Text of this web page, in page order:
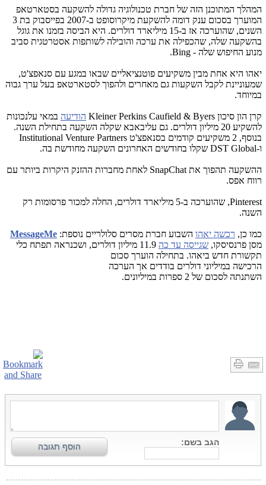
המהלך המתוכנן הזה של חברת טכנולוגיה גדולה להשקעה בסטארטאפ
המוערך בסכום ענק דומה להשקעת מיקרוסופט ב-2007 בפייסבוק בת 3
השנים, שהוערכה אז ב-15 מיליארד דולרים. היא הביסה בזמנו את גוגל
בהשקעה שלה, שהכפילה את ערכה והובילה לשותפות אסטרטגית סביב
מנוע החיפוש שלה - Bing
.
יאהו היא אחת מבין משקיעים פוטנציאליים שבאו במגע עם סנאפצ'ט,
שמעוניינת לקבל השקעות גם מאחרים ולהפוך לסטארטאפ בעל ערך גבוה
במיוחד.
קרן הון סיכון Kleiner Perkins Caufield & Byers הודיעה במאי עלנכונות
להשקיע 20 מיליון דולרים. גם עליבאבא שקלה השקעה בתחילת השנה.
בנוסף, 2 משקיעים קודמים בסנאפצ'ט
Institutional Venture Partners
ו-DST Global שקלו בחודשים האחרונים השקעה מחודשת בה.
ההשקעה תהפוך את SnapChat לאחת מחברות ההזנק היקרות ביותר עם
רווח אפס.
Pinterest
, שהוערכה ב-5 מיליארד דולרים, החלה למכור פרסומות רק
השנה.
כמו כן, רכשה יאהו השבוע חברת מסרים סלולריים נוספת: MessageMe
מסן פרנסיסקו, שגייסה עד כה
תפתח כלי
תקשורת חדש ביאהו. בתחילה הוערך סכום
הרכישה במיליוני דולרים בודדים אך הערכה
השתנתה לסכום של 2 ספרות במיליונים.